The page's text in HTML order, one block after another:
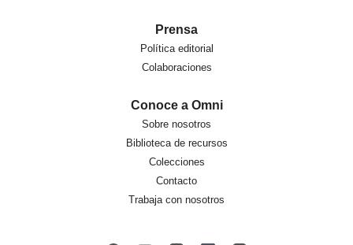
Prensa
Política editorial
Colaboraciones
Conoce a Omni
Sobre nosotros
Biblioteca de recursos
Colecciones
Contacto
Trabaja con nosotros